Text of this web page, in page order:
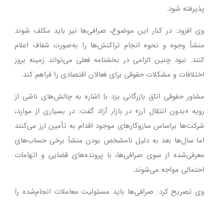
پذیرفته شود.
وی افزود: در کنار این موضوع، صرافی‌ها نیز باید مکلف شوند
منشأ وجوه و نحوه انجام تراکنش‌ها را به‌صورت شفاف اعلام
کنند. نبود چنین الزامی در بخشنامه فعلی می‌تواند زمینه بروز
اختلافات و مشکلات حقوقی برای فعالان اقتصادی را فراهم کند.
مشاور حقوقی اتاق بازرگانی یزد با اشاره به چالش‌های ناشی از
رویه «بدون انتقال ارز» در بازار آزاد گفت: در بسیاری از موارد،
شرکت‌ها براساس سازوکارهای موجود اقدام به تأمین ارز می‌کنند
اما سال‌ها بعد به دلیل نامشخص بودن منشأ برخی حساب‌های
معرفی‌شده از سوی صرافی‌ها، با پرونده‌های قضایی و اتهامات
احتمالی مواجه می‌شوند.
وی تصریح کرد: صرافی‌ها باید مسئولیت معاملات انجام‌شده را